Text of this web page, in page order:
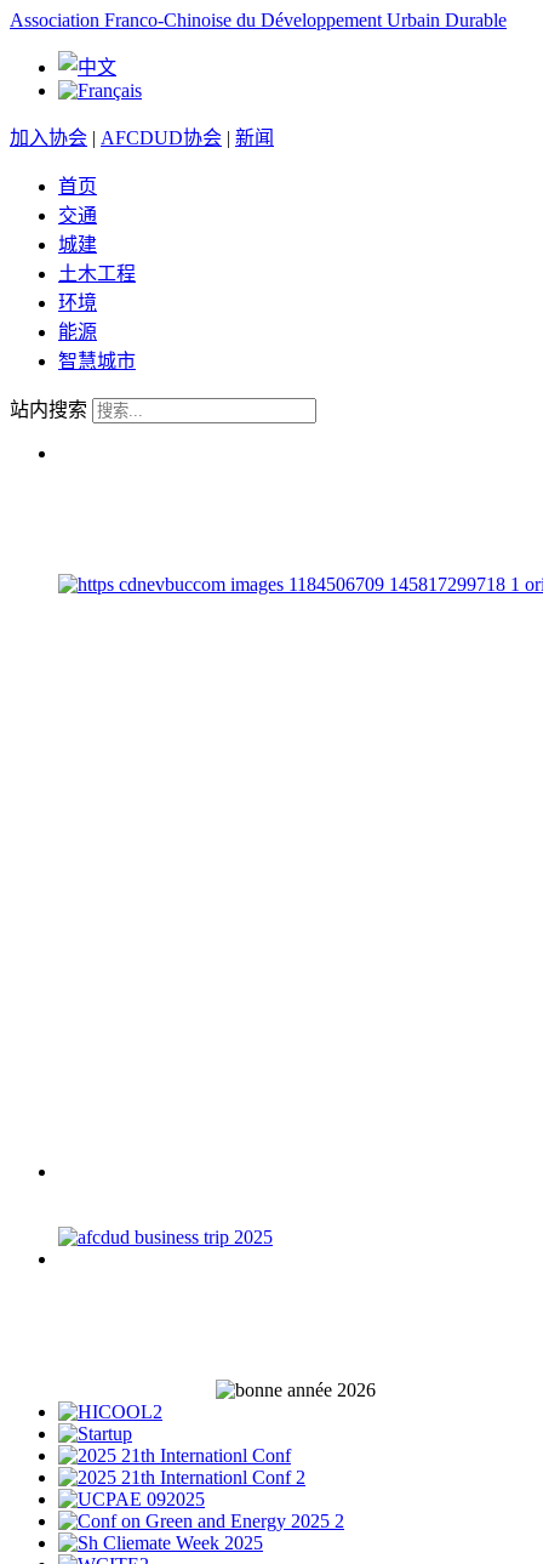
Association Franco-Chinoise du Développement Urbain Durable
加入协会 | AFCDUD协会 | 新闻
首页
交通
城建
土木工程
环境
能源
智慧城市
站内搜索